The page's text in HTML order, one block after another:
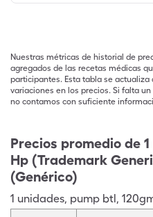
Nuestras métricas de historial de
agregados de las recetas médicas
participantes. Esta tabla se
variaciones en los precios. Si falta
no contamos con suficiente
Precios promedio de
Hp (Trademark
(Genérico)
1 unidades, pump btl,